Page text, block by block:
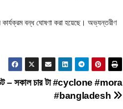
কার্যক্রম বন্ধ ঘোষণা করা হয়েছে। অভ্যন্তরীণ
– সকাল চার টা #cyclone #mora
#bangladesh